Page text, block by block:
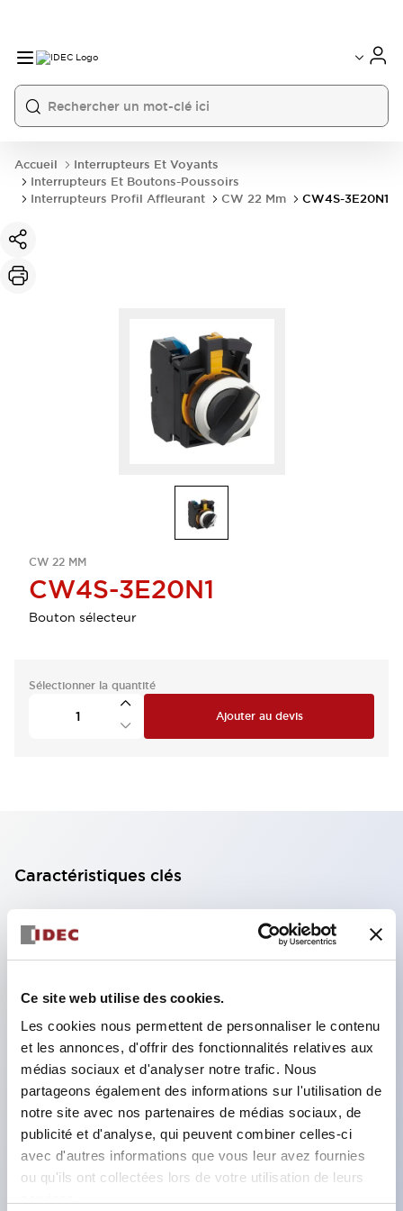
Ce site web utilise des cookies.
Les cookies nous permettent de personnaliser le contenu
et les annonces, d'offrir des fonctionnalités relatives aux
médias sociaux et d'analyser notre trafic. Nous
partageons également des informations sur l'utilisation de
notre site avec nos partenaires de médias sociaux, de
publicité et d'analyse, qui peuvent combiner celles-ci
avec d'autres informations que vous leur avez fournies
ou qu'ils ont collectées lors de votre utilisation de leurs
Accueil
Interrupteurs Et Voyants
Interrupteurs Et Boutons-Poussoirs
Interrupteurs Profil Affleurant
CW 22 Mm CW4S-3E20N1
CW 22 MM
CW4S-3E20N1
Bouton sélecteur
Sélectionner la quantité
Ajouter au devis
Caractéristiques clés
Bloc de contact à 2 étages avec 2 contacts,
permettant une configuration à 4 contacts
Profondeur du panneau de 39,9 mm (*bloc de
contact à 11 étages), 59,9 mm (*bloc de contact à
22 étages). Conception peu encombrante
possible.
Structure de sécurité de 3e génération :
déclenchement à 2 actions, garde intégrée,
structure de protection des doigts IP20.